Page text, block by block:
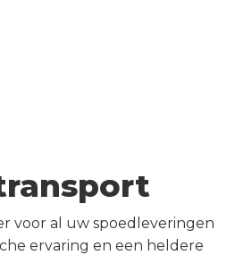
voor al uw spoedleveringen
ervaring en een heldere